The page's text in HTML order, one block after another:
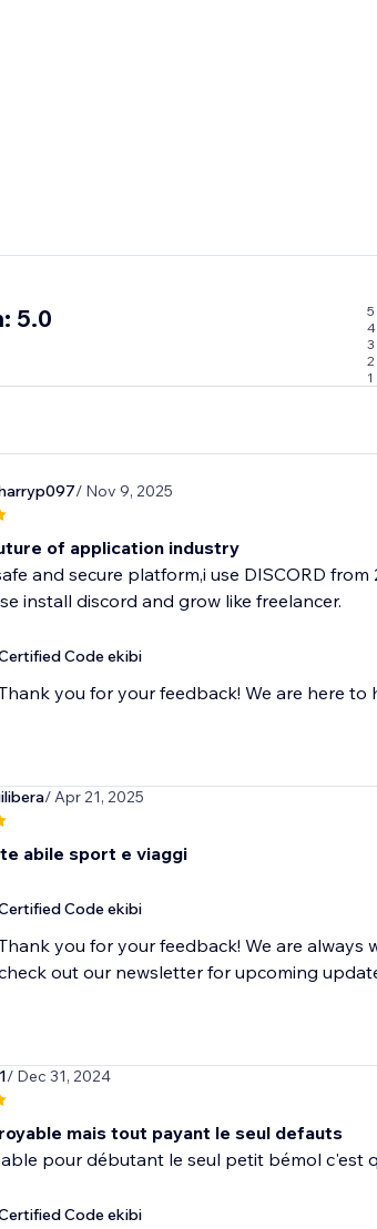
5.0 5
4
3
2
1
/ Nov 9, 2025
of application industry
and secure platform,i use DISCORD
install discord and grow like freelancer.
Code ekibi
you for your feedback! We are here to
/ Apr 21, 2025
abile sport e viaggi
Code ekibi
you for your feedback! We are
out our newsletter for upcoming
/ Dec 31, 2024
mais tout payant le seul defauts
pour débutant le seul petit bémol c'est
Code ekibi